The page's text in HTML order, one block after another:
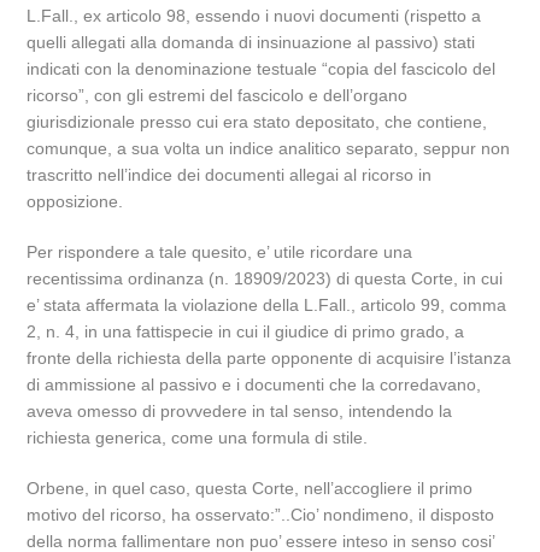
L.Fall., ex articolo 98, essendo i nuovi documenti (rispetto a
quelli allegati alla domanda di insinuazione al passivo) stati
indicati con la denominazione testuale “copia del fascicolo del
ricorso”, con gli estremi del fascicolo e dell’organo
giurisdizionale presso cui era stato depositato, che contiene,
comunque, a sua volta un indice analitico separato, seppur non
trascritto nell’indice dei documenti allegai al ricorso in
opposizione.
Per rispondere a tale quesito, e’ utile ricordare una
recentissima ordinanza (n. 18909/2023) di questa Corte, in cui
e’ stata affermata la violazione della L.Fall., articolo 99, comma
2, n. 4, in una fattispecie in cui il giudice di primo grado, a
fronte della richiesta della parte opponente di acquisire l’istanza
di ammissione al passivo e i documenti che la corredavano,
aveva omesso di provvedere in tal senso, intendendo la
richiesta generica, come una formula di stile.
Orbene, in quel caso, questa Corte, nell’accogliere il primo
motivo del ricorso, ha osservato:”..Cio’ nondimeno, il disposto
della norma fallimentare non puo’ essere inteso in senso cosi’